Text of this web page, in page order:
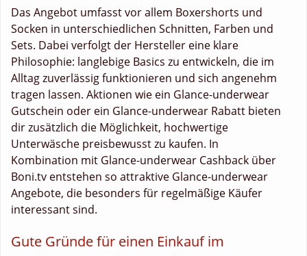
Das Angebot umfasst vor allem Boxershorts und
Socken in unterschiedlichen Schnitten, Farben und
Sets. Dabei verfolgt der Hersteller eine klare
Philosophie: langlebige Basics zu entwickeln, die im
Alltag zuverlässig funktionieren und sich angenehm
tragen lassen. Aktionen wie ein Glance-underwear
Gutschein oder ein Glance-underwear Rabatt bieten
dir zusätzlich die Möglichkeit, hochwertige
Unterwäsche preisbewusst zu kaufen. In
Kombination mit Glance-underwear Cashback über
Boni.tv entstehen so attraktive Glance-underwear
Angebote, die besonders für regelmäßige Käufer
interessant sind.
Gute Gründe für einen Einkauf im